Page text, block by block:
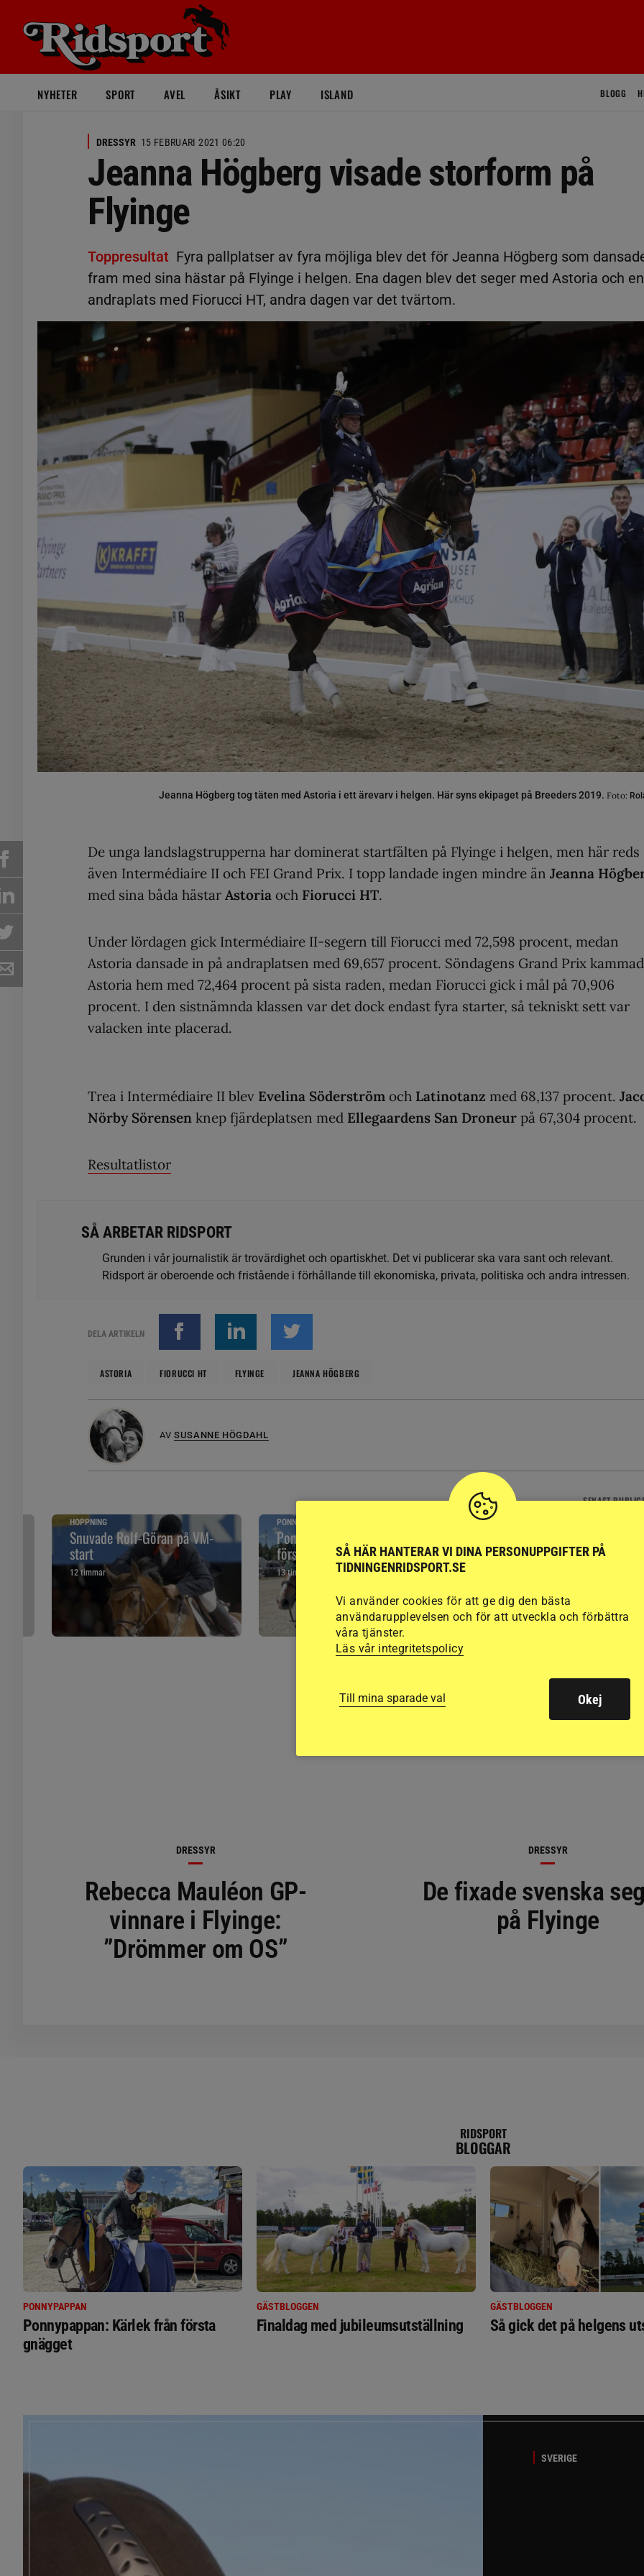
NYHETER SPORT AVEL ÅSIKT PLAY ISLAND BLOGG
DRESSYR 15 FEBRUARI 2021 06:20
Jeanna Högberg visade storform på
Flyinge
Toppresultat Fyra pallplatser av fyra möjliga blev det för Jeanna Högberg som
fram med sina hästar på Flyinge i helgen. Ena dagen blev det seger med Astoria och en
andraplats med Fiorucci HT, andra dagen var det tvärtom.
Jeanna Högberg tog täten med Astoria i ett ärevarv i helgen. Här syns ekipaget på Breeders 2019. Foto:
De unga landslagstrupperna har dominerat startfälten på Flyinge i helgen, men här reds
även Intermédiaire II och FEI Grand Prix. I topp landade ingen mindre än Jeanna
med sina båda hästar Astoria och Fiorucci HT.
Under lördagen gick Intermédiaire II-segern till Fiorucci med 72,598 procent, medan
Astoria dansade in på andraplatsen med 69,657 procent. Söndagens Grand Prix
Astoria hem med 72,464 procent på sista raden, medan Fiorucci gick i mål på 70,906
procent. I den sistnämnda klassen var det dock endast fyra starter, så tekniskt sett var
valacken inte placerad.
Trea i Intermédiaire II blev Evelina Söderström och Latinotanz med 68,137 procent.
Nörby Sörensen knep fjärdeplatsen med Ellegaardens San Droneur på 67,304 procent.
Resultatlistor
SÅ ARBETAR RIDSPORT
Grunden i vår journalistik är trovärdighet och opartiskhet. Det vi publicerar ska vara sant och relevant.
Ridsport är oberoende och fristående i förhållande till ekonomiska, privata, politiska och andra intressen.
DELA ARTIKELN
ASTORIA FIORUCCI HT FLYINGE JEANNA HÖGBERG
AV SUSANNE HÖGDAHL
SENAST
HOPPNING
Snuvade Rolf-Göran på VM-
start
12 timmar
PONNYPAPPAN
Ponnypappan: Kärlek från
första gnägget
13 timmar
RIDSPORT PLAY, VÄRLDEN
Alf låg fast i djup grop – åtta
veterinärer kunde inte
DRESSYR
Rebecca Mauléon GP-
vinnare i Flyinge:
”Drömmer om OS”
DRESSYR
De fixade svenska
på Flyinge
RIDSPORT
BLOGGAR
PONNYPAPPAN
Ponnypappan: Kärlek från första
gnägget
GÄSTBLOGGEN
Finaldag med jubileumsutställning
GÄSTBLOGGEN
Så gick det på helgens
SVERIGE
SÅ HÄR HANTERAR VI DINA PERSONUPPGIFTER PÅ
TIDNINGENRIDSPORT.SE
Vi använder cookies för att ge dig den bästa
användarupplevelsen och för att utveckla och förbättra
våra tjänster.
Läs vår integritetspolicy
Till mina sparade val Okej